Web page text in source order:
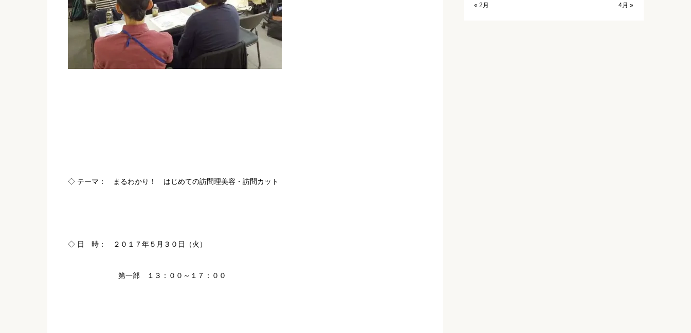
◇ テーマ： まるわかり！ はじめての訪問理美容・訪問カット
◇ 日 時： ２０１７年５月３０日（火）
第一部 １３：００～１７：００
« 2月 4月 »